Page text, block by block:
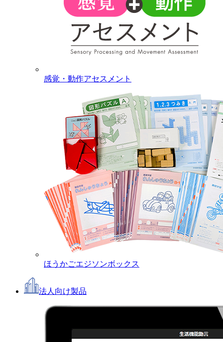
感覚・動作アセスメント
ほうかごエジソンボックス
法人向け製品